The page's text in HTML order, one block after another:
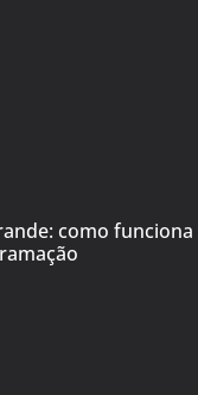
como funciona